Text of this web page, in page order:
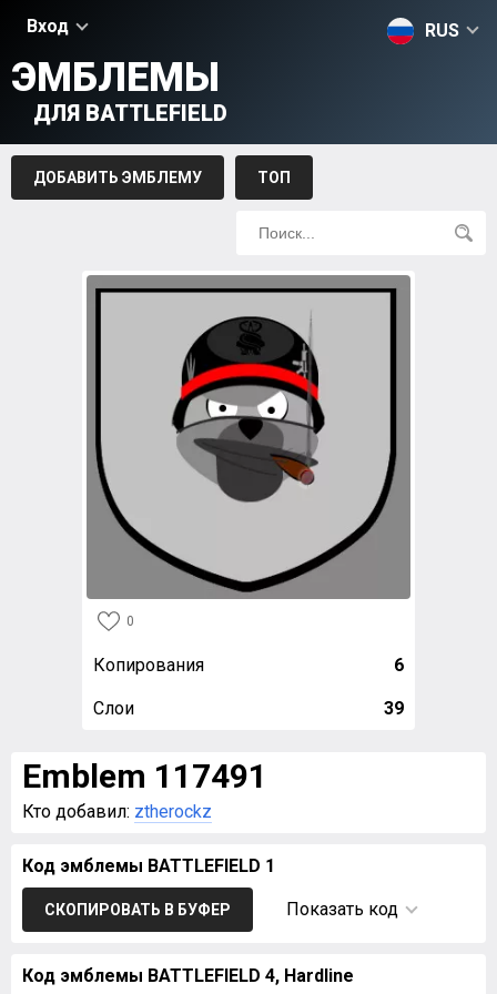
Вход RUS
ЭМБЛЕМЫ
ДЛЯ BATTLEFIELD
ДОБАВИТЬ ЭМБЛЕМУ ТОП
0
Копирования 6
Слои 39
Emblem 117491
Кто добавил: ztherockz
Код эмблемы BATTLEFIELD 1
СКОПИРОВАТЬ В БУФЕР Показать код
Код эмблемы BATTLEFIELD 4, Hardline